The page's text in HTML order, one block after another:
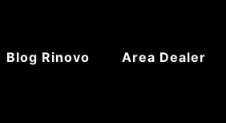
Blog Rinovo Area Dealer